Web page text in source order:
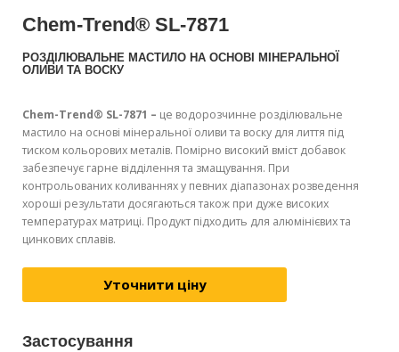
Chem-Trend® SL-7871
РОЗДІЛЮВАЛЬНЕ МАСТИЛО НА ОСНОВІ МІНЕРАЛЬНОЇ
ОЛИВИ ТА ВОСКУ
Chem-Trend® SL-7871 – це водорозчинне розділювальне
мастило на основі мінеральної оливи та воску для лиття під
тиском кольорових металів. Помірно високий вміст добавок
забезпечує гарне відділення та змащування. При
контрольованих коливаннях у певних діапазонах розведення
хороші результати досягаються також при дуже високих
температурах матриці. Продукт підходить для алюмінієвих та
цинкових сплавів.
Уточнити ціну
Застосування